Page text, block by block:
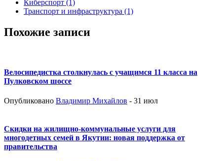
Киберспорт (1)
Транспорт и инфраструктура (1)
Похожие записи
Велосипедистка столкнулась с учащимся 11 класса на
Пулковском шоссе
Опубликовано Владимир Михайлов - 31 июл
Скидки на жилищно-коммунальные услуги для
многодетных семей в Якутии: новая поддержка от
правительства